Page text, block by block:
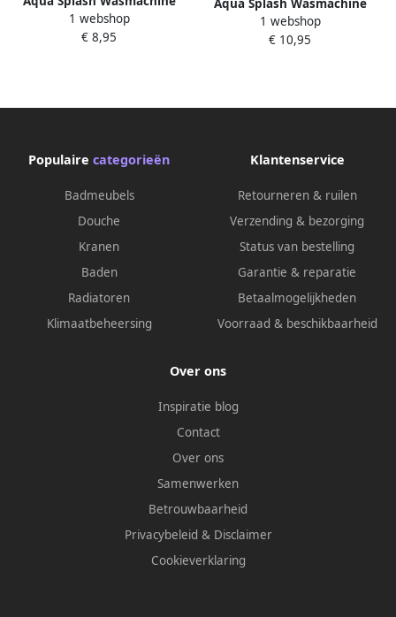
Toevoerslang Re X Ha Kxk
150 cm
1 webshop
€ 8,95
Aqua Splash Wasmachine
Toevoerslang Rexre Kxk 150
cm
1 webshop
€ 10,95
Populaire categorieën
Badmeubels
Douche
Kranen
Baden
Radiatoren
Klimaatbeheersing
Klantenservice
Retourneren & ruilen
Verzending & bezorging
Status van bestelling
Garantie & reparatie
Betaalmogelijkheden
Voorraad & beschikbaarheid
Over ons
Inspiratie blog
Contact
Over ons
Samenwerken
Betrouwbaarheid
Privacybeleid & Disclaimer
Cookieverklaring